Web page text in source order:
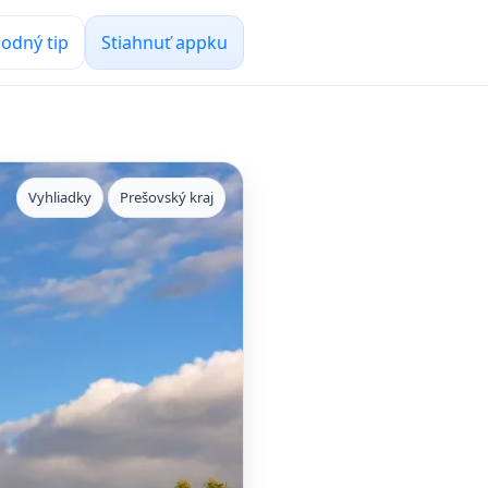
tip Stiahnuť appku
Vyhliadky Prešovský kraj